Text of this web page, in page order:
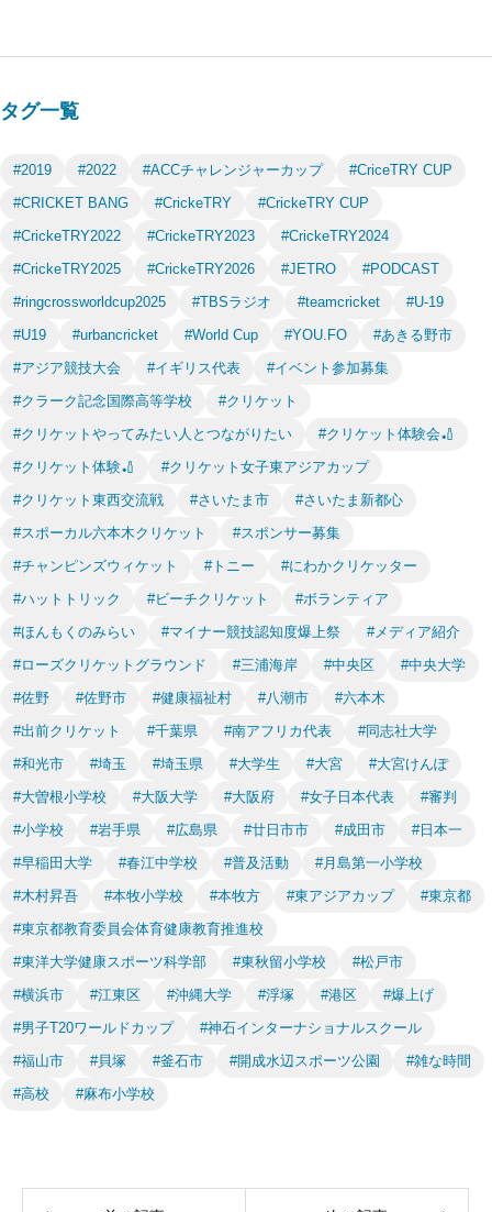
タグ一覧
#2019 #2022 #ACCチャレンジャーカップ
#CriceTRY CUP
#CRICKET BANG
#CrickeTRY
#CrickeTRY CUP
#CrickeTRY2022
#CrickeTRY2023
#CrickeTRY2024
#CrickeTRY2025
#CrickeTRY2026 #JETRO
#PODCAST
#ringcrossworldcup2025
#TBSラジオ #teamcricket
#U-19
#U19
#urbancricket #World Cup #YOU.FO
#あきる野市
#アジア競技大会
#イギリス代表
#イベント参加募集
#クラーク記念国際高等学校
#クリケット
#クリケットやってみたい人とつながりたい
#クリケット体験会🏏
#クリケット体験🏏
#クリケット女子東アジアカップ
#クリケット東西交流戦
#さいたま市
#さいたま新都心
#スポーカル六本木クリケット
#スポンサー募集
#チャンピンズウィケット
#トニー
#にわかクリケッター
#ハットトリック
#ビーチクリケット
#ボランティア
#ほんもくのみらい
#マイナー競技認知度爆上祭
#メディア紹介
#ローズクリケットグラウンド
#三浦海岸 #中央区
#中央大学
#佐野
#佐野市 #健康福祉村 #八潮市
#六本木
#出前クリケット
#千葉県 #南アフリカ代表
#同志社大学
#和光市
#埼玉 #埼玉県 #大学生 #大宮
#大宮けんぽ
#大曽根小学校
#大阪大学 #大阪府 #女子日本代表
#審判
#小学校
#岩手県 #広島県 #廿日市市 #成田市
#日本一
#早稲田大学
#春江中学校 #普及活動
#月島第一小学校
#木村昇吾
#本牧小学校 #本牧方 #東アジアカップ
#東京都
#東京都教育委員会体育健康教育推進校
#東洋大学健康スポーツ科学部
#東秋留小学校
#松戸市
#横浜市
#江東区 #沖縄大学 #浮塚 #港区
#爆上げ
#男子T20ワールドカップ
#神石インターナショナルスクール
#福山市
#貝塚 #釜石市 #開成水辺スポーツ公園
#雑な時間
#高校
#麻布小学校